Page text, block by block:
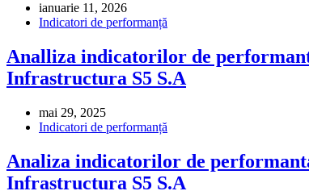
ianuarie 11, 2026
Indicatori de performanță
Analliza indicatorilor de
Infrastructura S5 S.A
mai 29, 2025
Indicatori de performanță
Analiza indicatorilor de
Infrastructura S5 S.A